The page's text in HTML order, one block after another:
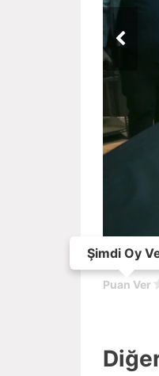
Puan Ver
Şimdi Oy